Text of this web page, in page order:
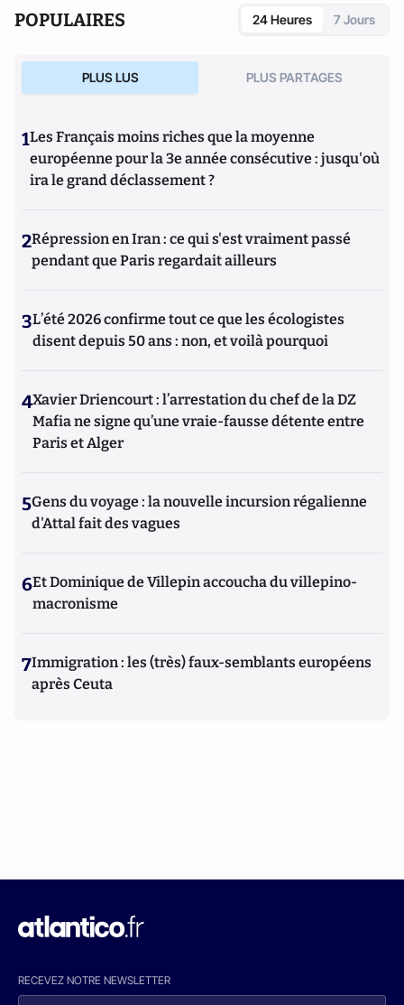
POPULAIRES 24 Heures 7 Jours
PLUS LUS PLUS PARTAGES
1Les Français moins riches que la moyenne
européenne pour la 3e année consécutive : jusqu'où
ira le grand déclassement ?
2Répression en Iran : ce qui s'est vraiment passé
pendant que Paris regardait ailleurs
3L’été 2026 confirme tout ce que les écologistes
disent depuis 50 ans : non, et voilà pourquoi
4Xavier Driencourt : l’arrestation du chef de la DZ
Mafia ne signe qu’une vraie-fausse détente entre
Paris et Alger
5Gens du voyage : la nouvelle incursion régalienne
d'Attal fait des vagues
6Et Dominique de Villepin accoucha du villepino-
macronisme
7Immigration : les (très) faux-semblants européens
après Ceuta
RECEVEZ NOTRE NEWSLETTER